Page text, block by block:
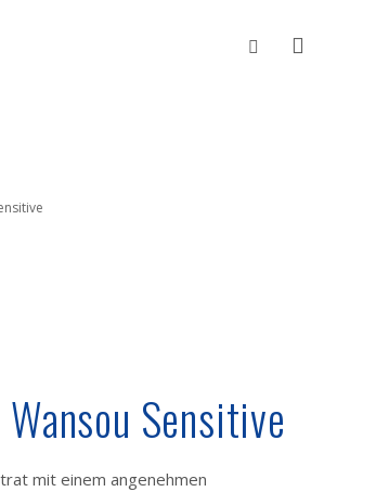
Vyhledávání
Sensitive
mit einem angenehmen